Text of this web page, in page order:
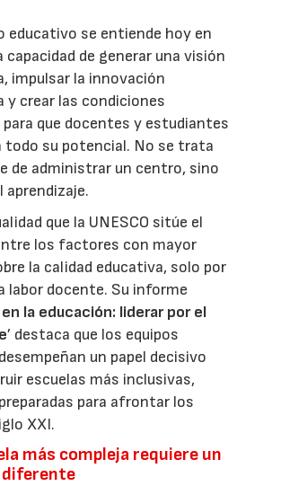
educativo se entiende hoy en
capacidad de generar una visión
impulsar la innovación
y crear las condiciones
para que docentes y estudiantes
todo su potencial. No se trata
de administrar un centro, sino
aprendizaje.
que la UNESCO sitúe el
los factores con mayor
la calidad educativa, solo por
labor docente. Su informe
la educación: liderar por el
’ destaca que los equipos
un papel decisivo
escuelas más inclusivas,
para afrontar los
XXI.
más compleja requiere un